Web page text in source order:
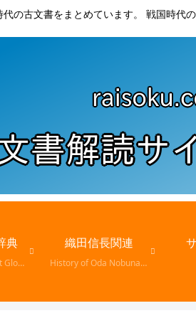
の古文書をまとめています。 戦国時代
典
Ancient Document Glossary
織田信長関連
History of Oda Nobunaga